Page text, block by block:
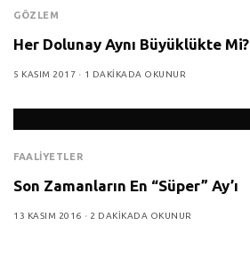
GÖZLEM
Her Dolunay Aynı Büyüklükte Mi?
5 KASIM 2017 1 DAKIKADA OKUNUR
FAALIYETLER
Son Zamanların En “Süper” Ay’ı
13 KASIM 2016 2 DAKIKADA OKUNUR